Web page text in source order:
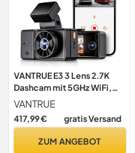
VANTRUE E3 3 Lens 2.7K
Dashcam mit 5GHz WiFi,
1944P+1080P+1080P Dash
Cam, Sprachsteuerung
Dashcam Auto Vorne
24Std. Puffer Parkmodus
VANTRUE
417,99 € gratis Versand
ZUM ANGEBOT